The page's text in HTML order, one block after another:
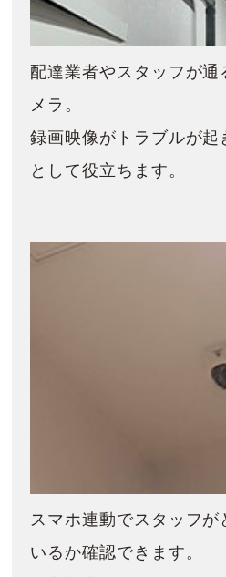
配達業者やスタッフが通
メラ。
録画映像がトラブルが
として役立ちます。
スマホ連動でスタッフ
いるか確認できます。